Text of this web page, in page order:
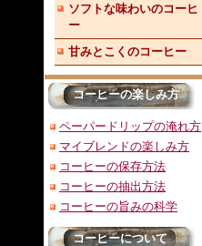
ソフトな味わいのコーヒ
ー
甘みとこくのコーヒー
コーヒーの楽しみ方
ペーパードリップの淹れ方
マイブレンドの楽しみ方
コーヒーの保存方法
コーヒーの抽出方法
コーヒーの旨みの科学
コーヒーについて